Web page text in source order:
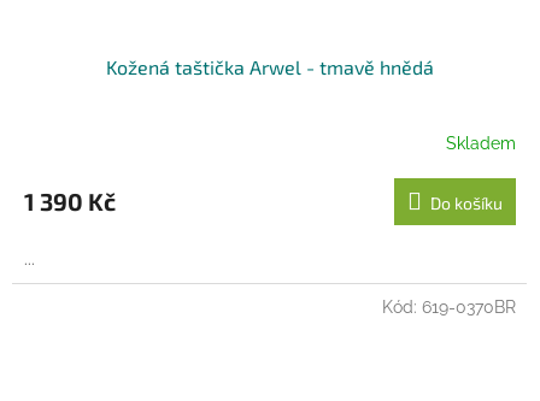
Kožená taštička Arwel - tmavě hnědá
Skladem
1 390 Kč Do košíku
...
Kód: 619-0370BR